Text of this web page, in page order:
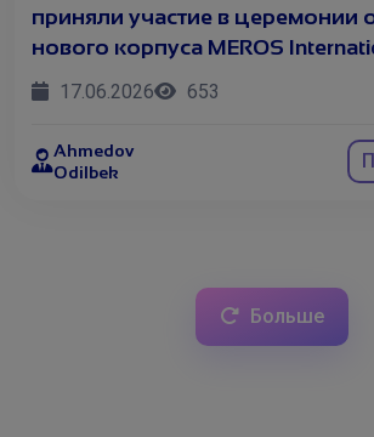
приняли участие в церемонии
нового корпуса MEROS
17.06.2026 653
Ahmedov
Odilbek
Больше